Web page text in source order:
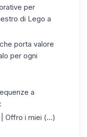
per
di Lego a
porta valore
per ogni
a
Offro i miei (...)